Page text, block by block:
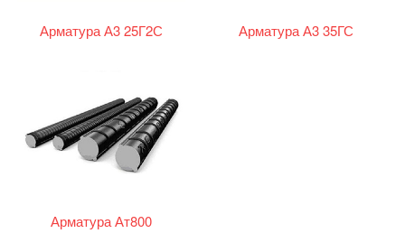
Арматура А3 25Г2С Арматура А3 35ГС
Арматура Ат800